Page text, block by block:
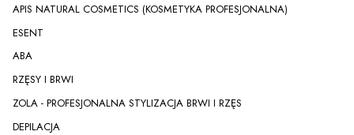
APIS NATURAL COSMETICS (KOSMETYKA PROFESJONALNA)
ESENT
ABA
RZĘSY I BRWI
ZOLA - PROFESJONALNA STYLIZACJA BRWI I RZĘS
DEPILACJA